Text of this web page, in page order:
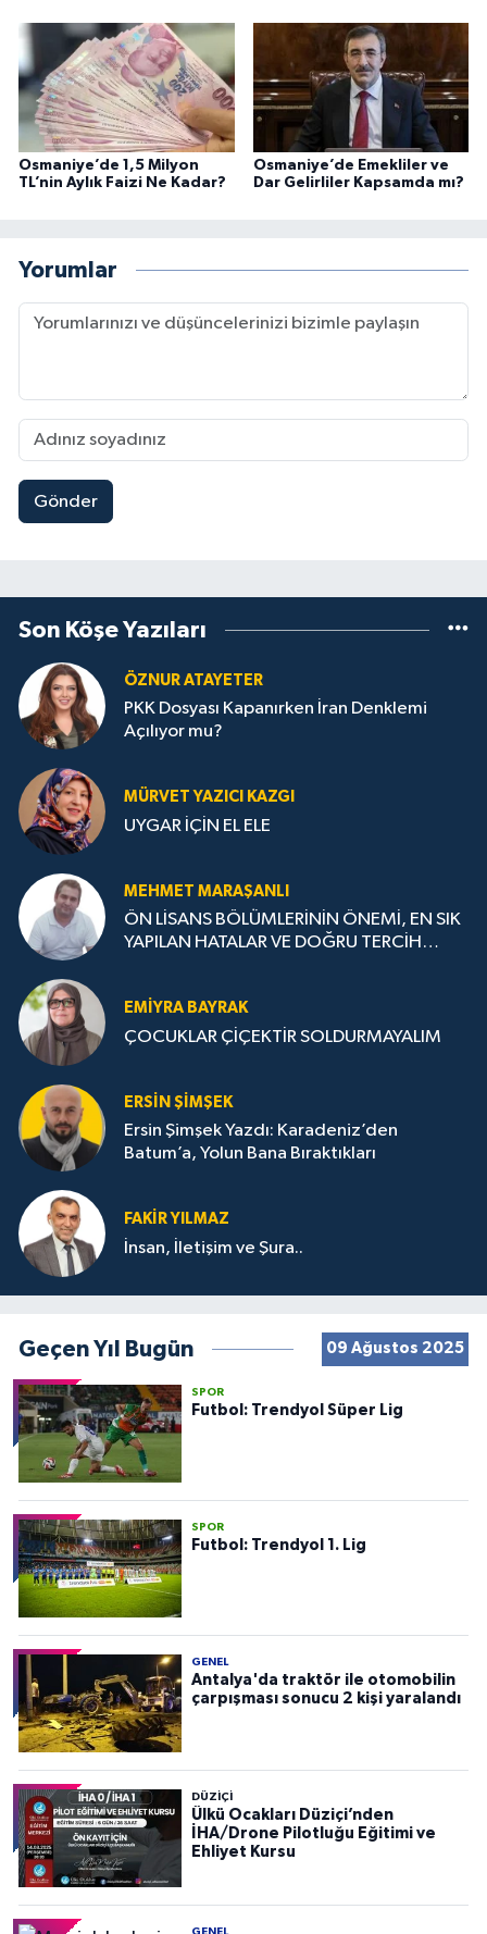
Osmaniye’de 1,5 Milyon
TL’nin Aylık Faizi Ne Kadar?
Osmaniye’de Emekliler ve
Dar Gelirliler Kapsamda mı?
Yorumlar
Gönder
Son Köşe Yazıları
ÖZNUR ATAYETER
PKK Dosyası Kapanırken İran Denklemi
Açılıyor mu?
MÜRVET YAZICI KAZGI
UYGAR İÇİN EL ELE
MEHMET MARAŞANLI
ÖN LİSANS BÖLÜMLERİNİN ÖNEMİ, EN SIK
YAPILAN HATALAR VE DOĞRU TERCİH
EMIYRA BAYRAK
ÇOCUKLAR ÇİÇEKTİR SOLDURMAYALIM
ERSIN ŞIMŞEK
Ersin Şimşek Yazdı: Karadeniz’den
Batum’a, Yolun Bana Bıraktıkları
FAKIR YILMAZ
İnsan, İletişim ve Şura..
Geçen Yıl Bugün 09 Ağustos 2025
SPOR
Futbol: Trendyol Süper Lig
SPOR
Futbol: Trendyol 1. Lig
GENEL
Antalya'da traktör ile otomobilin
çarpışması sonucu 2 kişi yaralandı
DÜZIÇI
Ülkü Ocakları Düziçi’nden
İHA/Drone Pilotluğu Eğitimi ve
Ehliyet Kursu
GENEL